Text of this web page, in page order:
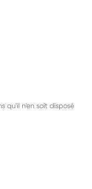
qu'il n'en soit disposé